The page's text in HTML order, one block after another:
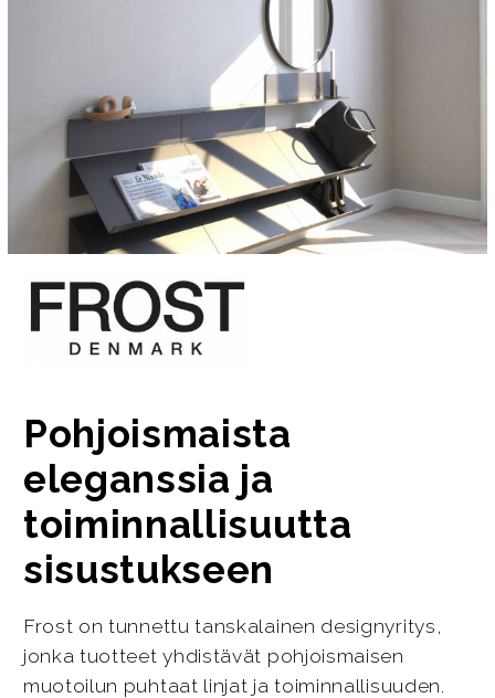
Pohjoismaista
eleganssia ja
toiminnallisuutta
sisustukseen
Frost on tunnettu tanskalainen designyritys,
jonka tuotteet yhdistävät pohjoismaisen
muotoilun puhtaat linjat ja toiminnallisuuden.